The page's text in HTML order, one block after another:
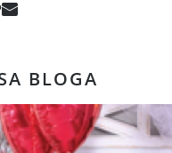
BLOGA